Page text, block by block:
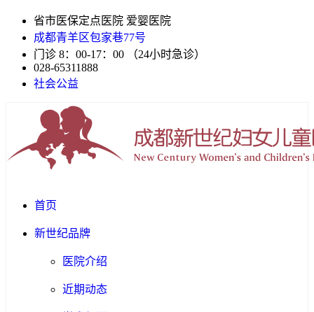
省市医保定点医院 爱婴医院
成都青羊区包家巷77号
门诊 8：00-17：00 （24小时急诊）
028-65311888
社会公益
首页
新世纪品牌
医院介绍
近期动态